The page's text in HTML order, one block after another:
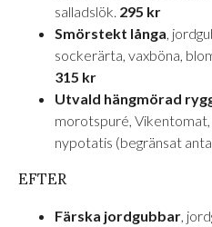
salladslök. 295 kr
Smörstekt långa,
sockerärta, vaxböna,
315 kr
Utvald hängmörad
morotspuré,
nypotatis (begränsat
EFTER
Färska jordgubbar,